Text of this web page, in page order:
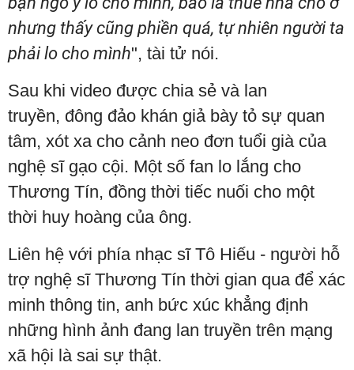
nhưng thấy cũng phiền quá, tự nhiên người ta
phải lo cho mình", tài tử nói.
Sau khi video được chia sẻ và lan
truyền, đông đảo khán giả bày tỏ sự quan
tâm, xót xa cho cảnh neo đơn tuổi già của
nghệ sĩ gạo cội. Một số fan lo lắng cho
Thương Tín, đồng thời tiếc nuối cho một
thời huy hoàng của ông.
Liên hệ với phía nhạc sĩ Tô Hiếu - người hỗ
trợ nghệ sĩ Thương Tín thời gian qua để xác
minh thông tin, anh bức xúc khẳng định
những hình ảnh đang lan truyền trên mạng
xã hội là sai sự thật.